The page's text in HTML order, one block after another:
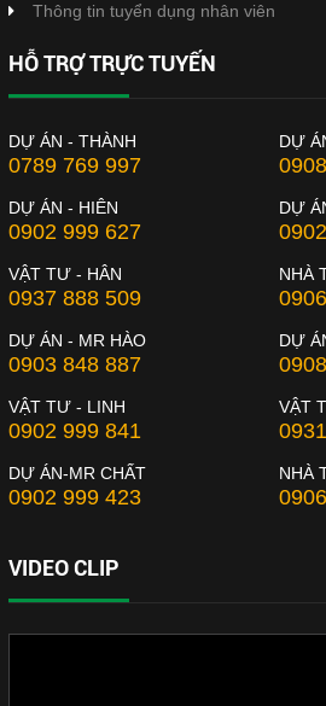
Thông tin tuyển dụng nhân viên
HỖ TRỢ TRỰC TUYẾN
DỰ ÁN - THÀNH
0789 769 997
DỰ
DỰ ÁN - HIÊN
0902 999 627
DỰ
VẬT TƯ - HÂN
0937 888 509
NHÀ
DỰ ÁN - MR HÀO
0903 848 887
DỰ
VẬT TƯ - LINH
0902 999 841
VẬT
DỰ ÁN-MR CHẤT
0902 999 423
NHÀ
VIDEO CLIP